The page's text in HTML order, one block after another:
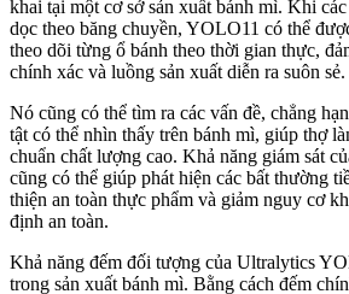
khai tại một cơ sở sản xuất bánh mì. Khi
dọc theo băng chuyền, YOLO11 có thể
theo dõi từng ổ bánh theo thời gian thực,
chính xác và luồng sản xuất diễn ra suôn sẻ.
Nó cũng có thể tìm ra các vấn đề, chẳng
tật có thể nhìn thấy trên bánh mì, giúp thợ
chuẩn chất lượng cao. Khả năng giám sát
cũng có thể giúp phát hiện các bất thường
thiện an toàn thực phẩm và giảm nguy cơ
định an toàn.
Khả năng đếm đối tượng của Ultralytics
trong sản xuất bánh mì. Bằng cách đếm